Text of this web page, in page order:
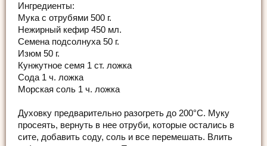
Ингредиенты:
Мука с отрубями 500 г.
Нежирный кефир 450 мл.
Семена подсолнуха 50 г.
Изюм 50 г.
Кунжутное семя 1 ст. ложка
Сода 1 ч. ложка
Морская соль 1 ч. ложка
Духовку предварительно разогреть до 200°С. Муку
просеять, вернуть в нее отруби, которые остались в
сите, добавить соду, соль и все перемешать. Влить